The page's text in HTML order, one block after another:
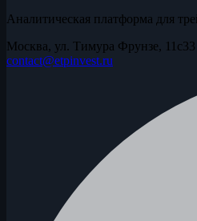
Аналитическая платформа для
Москва, ул. Тимура Фрунзе, 11с33
contact@etpinvest.ru